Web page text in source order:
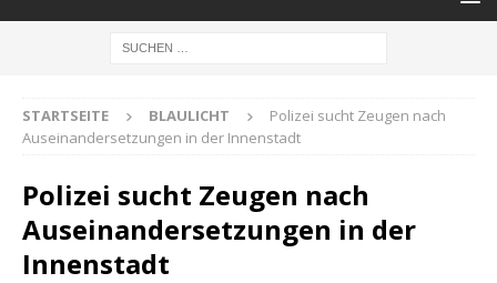
STARTSEITE BLAULICHT
Polizei sucht Zeugen nach
Auseinandersetzungen in der Innenstadt
Polizei sucht Zeugen nach
Auseinandersetzungen in der
Innenstadt